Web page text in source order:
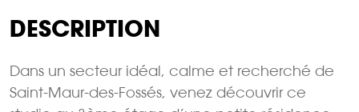
DESCRIPTION
Dans un secteur idéal, calme et recherché de
Saint-Maur-des-Fossés, venez découvrir ce